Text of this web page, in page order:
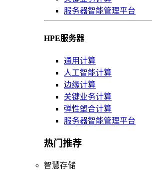
服务器智能管理平台
HPE服务器
通用计算
人工智能计算
边缘计算
关键业务计算
弹性塑合计算
服务器智能管理平台
热门推荐
智慧存储